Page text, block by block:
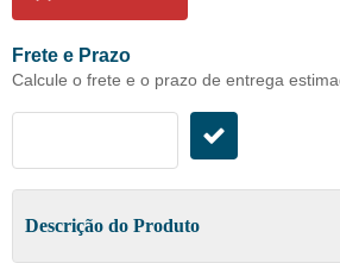
Frete e Prazo
Calcule o frete e o prazo de entrega
Descrição do Produto